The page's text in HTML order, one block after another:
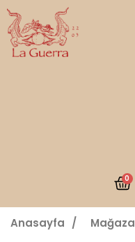
0
Anasayfa / Mağaza